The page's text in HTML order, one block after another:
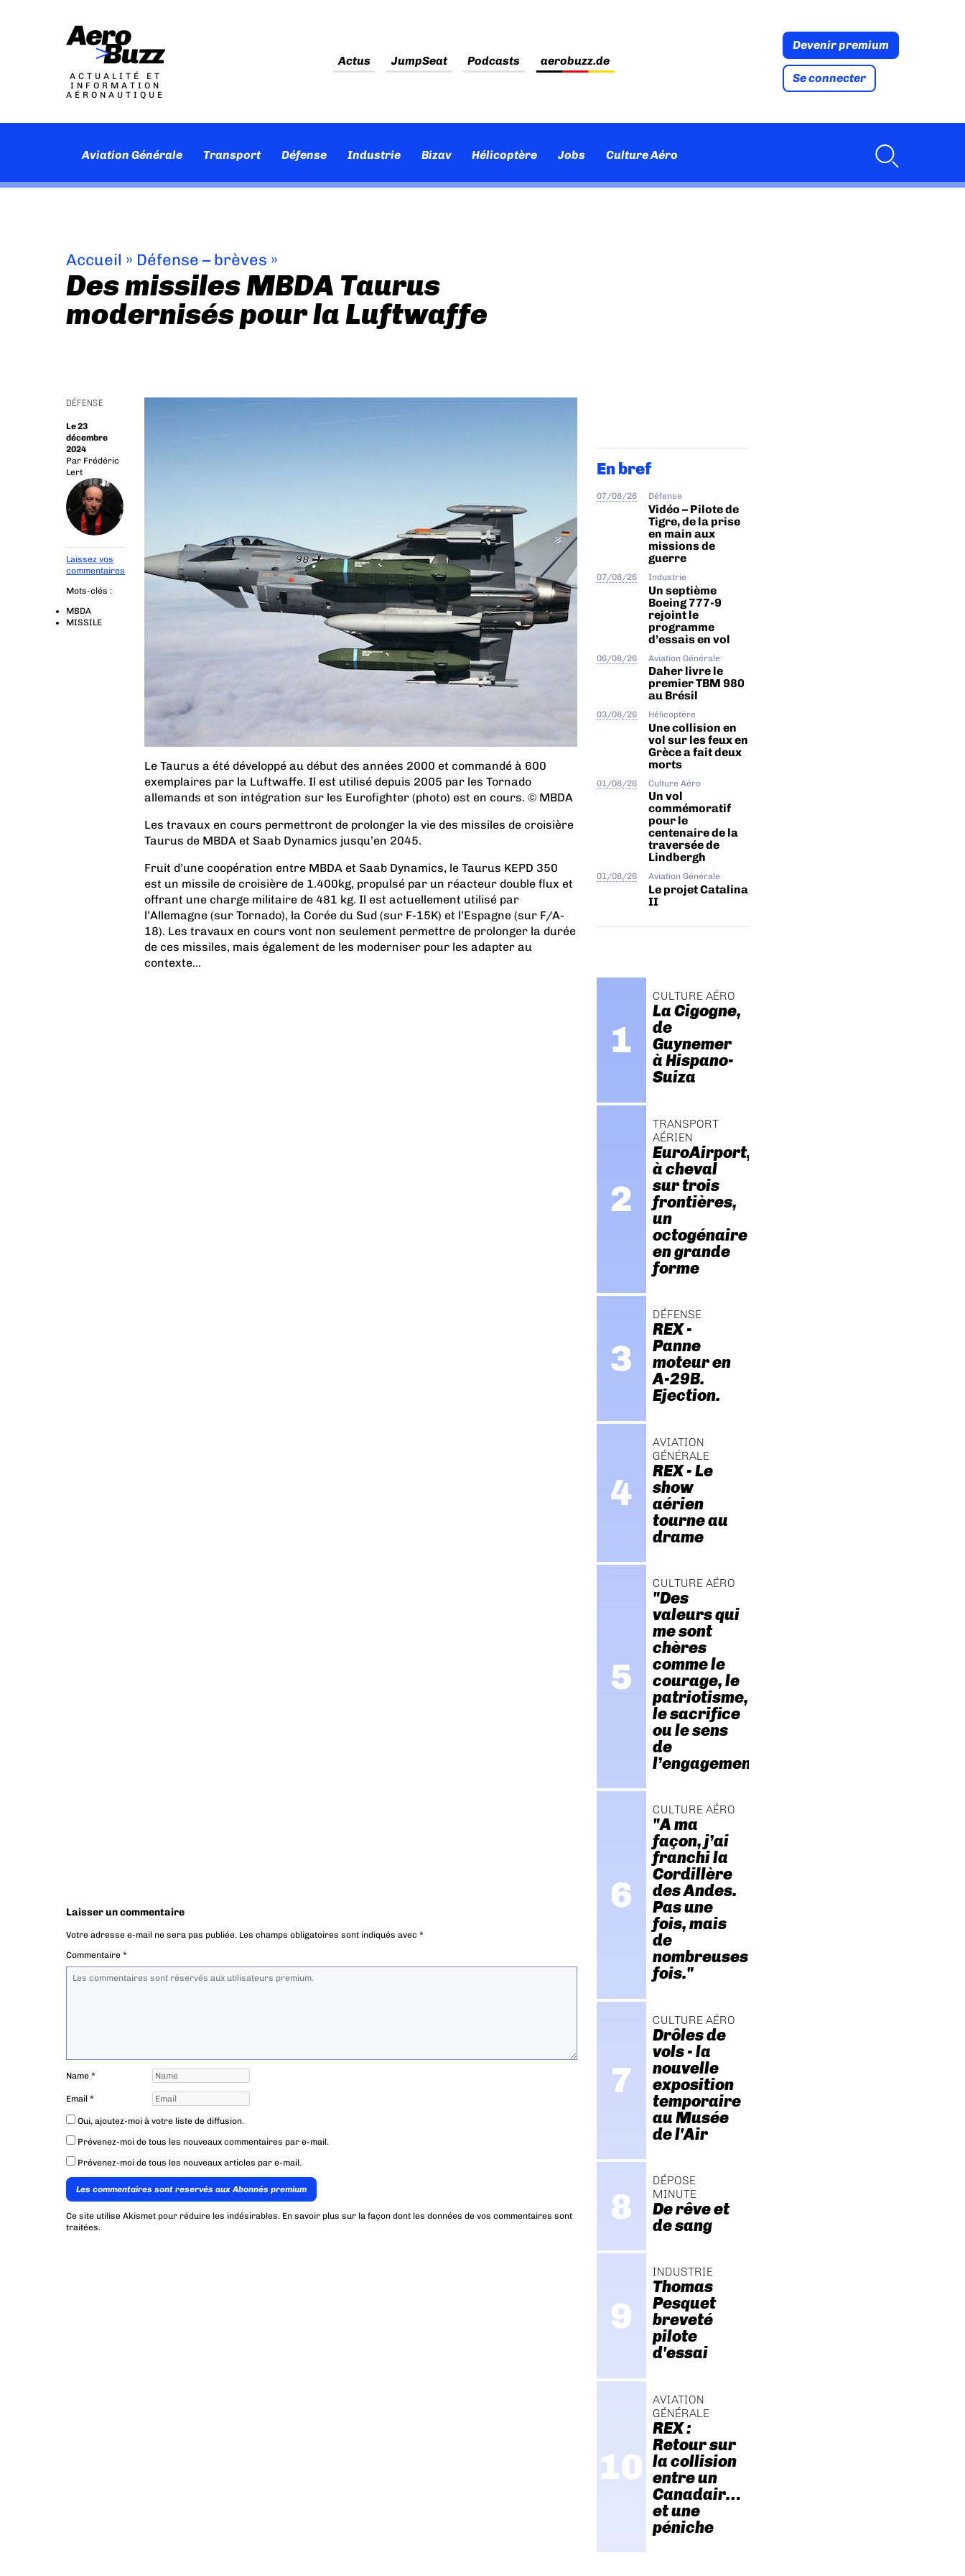
ACTUALITÉ ET
INFORMATION
AÉRONAUTIQUE
Actus JumpSeat Podcasts aerobuzz.de
Devenir premium
Se connecter
Aviation Générale Transport Défense Industrie Bizav Hélicoptère Jobs Culture Aéro
Accueil » Défense – brèves »
Des missiles MBDA Taurus
modernisés pour la Luftwaffe
DÉFENSE
Le 23
décembre
2024
Par Frédéric
Lert
Laissez vos
commentaires
Mots-clés :
MBDA
MISSILE
Le Taurus a été développé au début des années 2000 et commandé à 600
exemplaires par la Luftwaffe. Il est utilisé depuis 2005 par les Tornado
allemands et son intégration sur les Eurofighter (photo) est en cours. © MBDA
Les travaux en cours permettront de prolonger la vie des missiles de croisière
Taurus de MBDA et Saab Dynamics jusqu’en 2045.
Fruit d’une coopération entre MBDA et Saab Dynamics, le Taurus KEPD 350
est un missile de croisière de 1.400kg, propulsé par un réacteur double flux et
offrant une charge militaire de 481 kg. Il est actuellement utilisé par
l’Allemagne (sur Tornado), la Corée du Sud (sur F-15K) et l’Espagne (sur F/A-
18). Les travaux en cours vont non seulement permettre de prolonger la durée
de ces missiles, mais également de les moderniser pour les adapter au
contexte...
Laisser un commentaire
Votre adresse e-mail ne sera pas publiée. Les champs obligatoires sont indiqués avec *
Commentaire *
Name *
Email *
Oui, ajoutez-moi à votre liste de diffusion.
Prévenez-moi de tous les nouveaux commentaires par e-mail.
Prévenez-moi de tous les nouveaux articles par e-mail.
Les commentaires sont reservés aux Abonnés premium
Ce site utilise Akismet pour réduire les indésirables. En savoir plus sur la façon dont les données de vos commentaires sont
traitées.
En bref
07/08/26 Défense
Vidéo – Pilote de
Tigre, de la prise
en main aux
missions de
guerre
07/08/26 Industrie
Un septième
Boeing 777-9
rejoint le
programme
d’essais en vol
06/08/26 Aviation Générale
Daher livre le
premier TBM 980
au Brésil
03/08/26 Hélicoptère
Une collision en
vol sur les feux en
Grèce a fait deux
morts
01/08/26 Culture Aéro
Un vol
commémoratif
pour le
centenaire de la
traversée de
Lindbergh
01/08/26 Aviation Générale
Le projet Catalina
II
CULTURE AÉRO
La Cigogne,
de
Guynemer
à Hispano-
Suiza
TRANSPORT
AÉRIEN
EuroAirport,
à cheval
sur trois
frontières,
un
octogénaire
en grande
forme
DÉFENSE
REX -
Panne
moteur en
A-29B.
Ejection.
AVIATION
GÉNÉRALE
REX - Le
show
aérien
tourne au
drame
CULTURE AÉRO
"Des
valeurs qui
me sont
chères
comme le
courage, le
patriotisme,
le sacrifice
ou le sens
de
l’engagement."
CULTURE AÉRO
"A ma
façon, j’ai
franchi la
Cordillère
des Andes.
Pas une
fois, mais
de
nombreuses
fois."
CULTURE AÉRO
Drôles de
vols - la
nouvelle
exposition
temporaire
au Musée
de l'Air
DÉPOSE
MINUTE
De rêve et
de sang
INDUSTRIE
Thomas
Pesquet
breveté
pilote
d'essai
AVIATION
GÉNÉRALE
REX :
Retour sur
la collision
entre un
Canadair…
et une
péniche